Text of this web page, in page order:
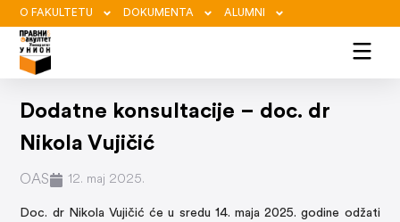
O FAKULTETU DOKUMENTA ALUMNI
Dodatne konsultacije – doc. dr
Nikola Vujičić
OAS 12. maj 2025.
Doc. dr Nikola Vujičić će u sredu 14. maja 2025. godine odžati